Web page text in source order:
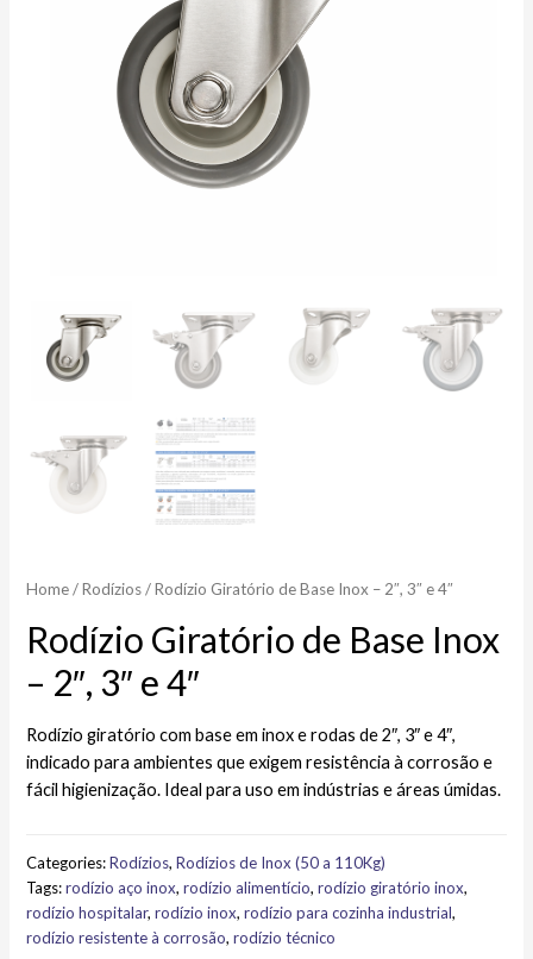
Home/Rodízios/ Rodízio Giratório de Base Inox – 2″, 3″ e 4″
Rodízio Giratório de Base Inox
– 2″, 3″ e 4″
Rodízio giratório com base em inox e rodas de 2″, 3″ e 4″,
indicado para ambientes que exigem resistência à corrosão e
fácil higienização. Ideal para uso em indústrias e áreas úmidas.
Categories:Rodízios,Rodízios de Inox (50 a 110Kg)
Tags:rodízio aço inox,rodízio alimentício,rodízio giratório inox,
rodízio hospitalar,rodízio inox,rodízio para cozinha industrial,
rodízio resistente à corrosão,rodízio técnico